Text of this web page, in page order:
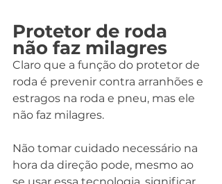
Protetor de roda
não faz milagres
Claro que a função do protetor de
roda é prevenir contra arranhões e
estragos na roda e pneu, mas ele
não faz milagres.
Não tomar cuidado necessário na
hora da direção pode, mesmo ao